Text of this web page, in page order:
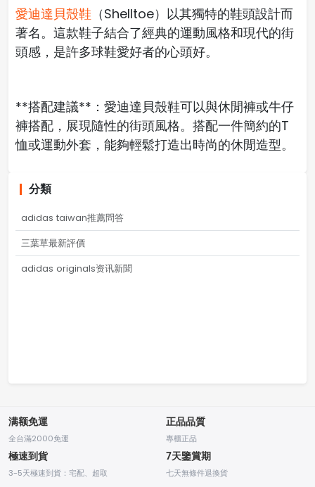
愛迪達貝殼鞋 （Shelltoe）以其獨特的鞋頭設計而
著名。這款鞋子結合了經典的運動風格和現代的街
頭感，是許多球鞋愛好者的心頭好。
**搭配建議**：愛迪達貝殼鞋可以與休閒褲或牛仔
褲搭配，展現隨性的街頭風格。搭配一件簡約的T
恤或運動外套，能夠輕鬆打造出時尚的休閒造型。
分類
adidas taiwan推薦問答
三葉草最新評價
adidas originals资讯新聞
满额免運
全台滿2000免運
正品品質
專櫃正品
極速到貨
3-5天極速到貨：宅配、超取
7天鑒賞期
七天無條件退換貨